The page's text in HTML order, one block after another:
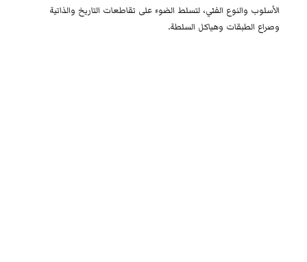
الأسلوب والنوع الفني، لتسلط الضوء على تقاطعات التاريخ والذاتية
وصراع الطبقات وهياكل السلطة.